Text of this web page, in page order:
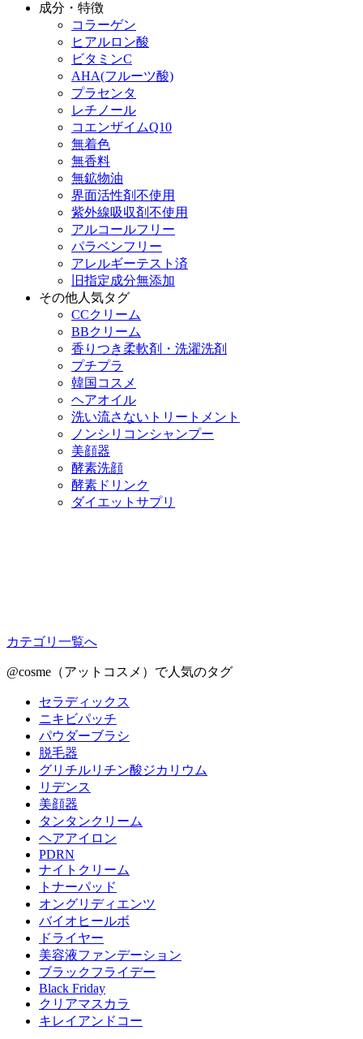
成分・特徴
コラーゲン
ヒアルロン酸
ビタミンC
AHA(フルーツ酸)
プラセンタ
レチノール
コエンザイムQ10
無着色
無香料
無鉱物油
界面活性剤不使用
紫外線吸収剤不使用
アルコールフリー
パラベンフリー
アレルギーテスト済
旧指定成分無添加
その他人気タグ
CCクリーム
BBクリーム
香りつき柔軟剤・洗濯洗剤
プチプラ
韓国コスメ
ヘアオイル
洗い流さないトリートメント
ノンシリコンシャンプー
美顔器
酵素洗顔
酵素ドリンク
ダイエットサプリ
カテゴリ一覧へ
@cosme（アットコスメ）で人気のタグ
セラディックス
ニキビパッチ
パウダーブラシ
脱毛器
グリチルリチン酸ジカリウム
リデンス
美顔器
タンタンクリーム
ヘアアイロン
PDRN
ナイトクリーム
トナーパッド
オングリディエンツ
バイオヒールボ
ドライヤー
美容液ファンデーション
ブラックフライデー
Black Friday
クリアマスカラ
キレイアンドコー